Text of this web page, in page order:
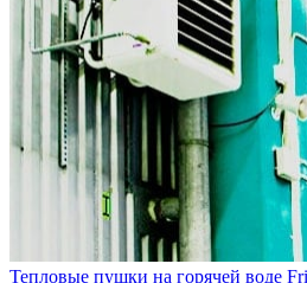
Тепловые пушки на горячей воде